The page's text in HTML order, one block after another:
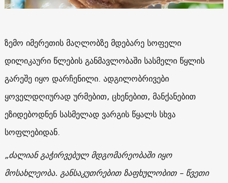
ზემო იმერეთის მაღლობზე მდებარე სოფელი
დილიკაური წლების განმავლობაში სასმელი წყლის
გარეშე იყო დარჩენილი. ადგილობრივები
ყოველდღიურად ურმებით, ცხენებით, მანქანებით
ეზიდებოდნენ სასმელად ვარგის წყალს სხვა
სოფლებიდან.
„ძალიან გაჭირვებულ მდგომარეობაში იყო
მოსახლეობა. განსაკუთრებით ზაფხულობით – წვეთი